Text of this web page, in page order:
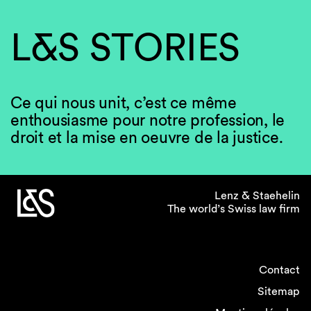
L&S STORIES
Ce qui nous unit, c’est ce même
enthousiasme pour notre profession, le
droit et la mise en oeuvre de la justice.
Lenz & Staehelin
The world’s Swiss law firm
Contact
Sitemap